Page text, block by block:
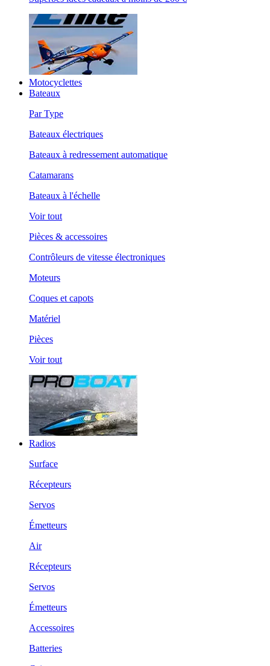
Motocyclettes
Bateaux
Par Type
Bateaux électriques
Bateaux à redressement automatique
Catamarans
Bateaux à l'échelle
Voir tout
Pièces & accessoires
Contrôleurs de vitesse électroniques
Moteurs
Coques et capots
Matériel
Pièces
Voir tout
Radios
Surface
Récepteurs
Servos
Émetteurs
Air
Récepteurs
Servos
Émetteurs
Accessoires
Batteries